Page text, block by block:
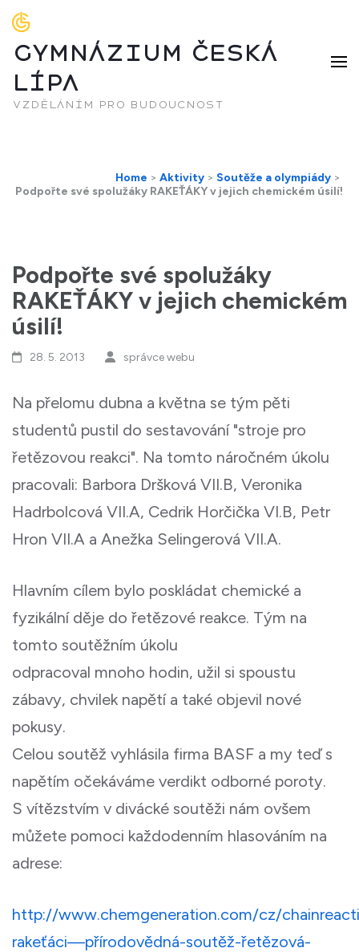
GYMNÁZIUM ČESKÁ
LÍPA
vzděláním pro budoucnost
Home > Aktivity > Soutěže a olympiády >
Podpořte své spolužáky RAKEŤÁKY v jejich chemickém úsilí!
Podpořte své spolužáky
RAKEŤÁKY v jejich chemickém
úsilí!
28. 5. 2013 správce webu
Na přelomu dubna a května se tým pěti
studentů pustil do sestavování "stroje pro
řetězovou reakci". Na tomto náročném úkolu
pracovali: Barbora Dršková VII.B, Veronika
Hadrbolcová VII.A, Cedrik Horčička VI.B, Petr
Hron VII.A a Anežka Selingerová VII.A.
Hlavním cílem bylo poskládat chemické a
fyzikální děje do řetězové reakce. Tým na
tomto soutěžním úkolu
odpracoval mnoho hodin, užil si spoustu
zábavy, chvilek napětí a také objevil nové
pokusy.
Celou soutěž vyhlásila firma BASF a my teď s
napětím očekáváme verdikt odborné poroty.
S vítězstvím v divácké soutěži nám ovšem
můžete pomoci každodenním hlasováním na
adrese:
http://www.chemgeneration.com/cz/
rakeťáci—přírodovědná-soutěž-řetězová-